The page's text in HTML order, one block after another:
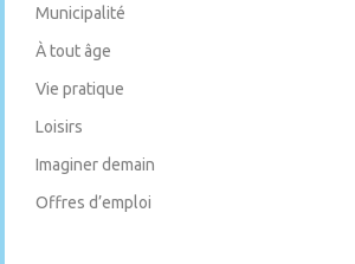
Municipalité
À tout âge
Vie pratique
Loisirs
Imaginer demain
Offres d’emploi